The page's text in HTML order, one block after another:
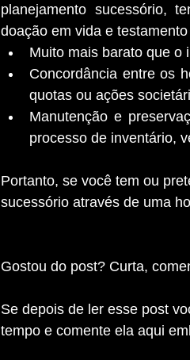
planejamento sucessório,
doação em vida e
Muito mais barato que o
Concordância entre os
quotas ou ações
Manutenção e
processo de inventário,
Portanto, se você tem ou
sucessório através de uma
Gostou do post? Curta,
Se depois de ler esse post
tempo e comente ela aqui